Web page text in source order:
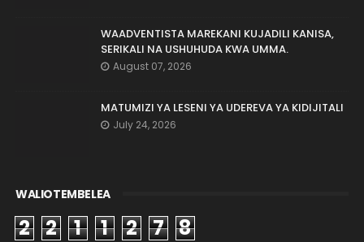
WAADVENTISTA MAREKANI KUJADILI KANISA,
SERIKALI NA USHUHUDA KWA UMMA.
August 07, 2026
MATUMIZI YA LESENI YA UDEREVA YA KIDIJITALI
July 24, 2026
WALIOTEMBELEA
2 2 1 1 2 7 8